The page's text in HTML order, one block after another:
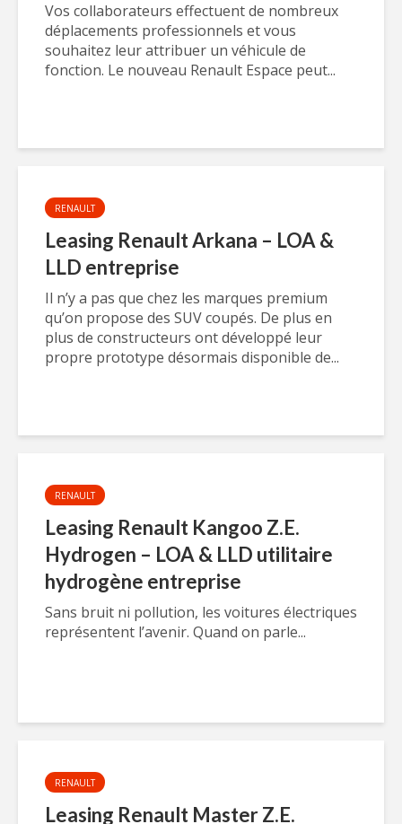
Vos collaborateurs effectuent de nombreux
déplacements professionnels et vous
souhaitez leur attribuer un véhicule de
fonction. Le nouveau Renault Espace peut...
RENAULT
Leasing Renault Arkana – LOA &
LLD entreprise
Il n’y a pas que chez les marques premium
qu’on propose des SUV coupés. De plus en
plus de constructeurs ont développé leur
propre prototype désormais disponible de...
RENAULT
Leasing Renault Kangoo Z.E.
Hydrogen – LOA & LLD utilitaire
hydrogène entreprise
Sans bruit ni pollution, les voitures électriques
représentent l’avenir. Quand on parle...
RENAULT
Leasing Renault Master Z.E.